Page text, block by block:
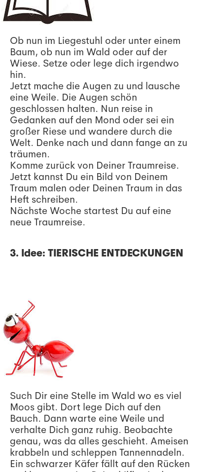
Ob nun im Liegestuhl oder unter einem
Baum, ob nun im Wald oder auf der
Wiese. Setze oder lege dich irgendwo
hin.
Jetzt mache die Augen zu und lausche
eine Weile. Die Augen schön
geschlossen halten. Nun reise in
Gedanken auf den Mond oder sei ein
großer Riese und wandere durch die
Welt. Denke nach und dann fange an zu
träumen.
Komme zurück von Deiner Traumreise.
Jetzt kannst Du ein Bild von Deinem
Traum malen oder Deinen Traum in das
Heft schreiben.
Nächste Woche startest Du auf eine
neue Traumreise.
3. Idee: TIERISCHE ENTDECKUNGEN
Such Dir eine Stelle im Wald wo es viel
Moos gibt. Dort lege Dich auf den
Bauch. Dann warte eine Weile und
verhalte Dich ganz ruhig. Beobachte
genau, was da alles geschieht. Ameisen
krabbeln und schleppen Tannennadeln.
Ein schwarzer Käfer fällt auf den Rücken